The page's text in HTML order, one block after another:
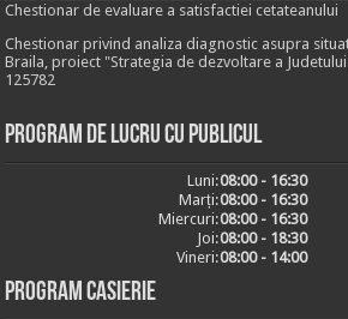
Chestionar de evaluare a satisfactiei cetateanului
Chestionar privind analiza diagnostic asupra
Braila, proiect "Strategia de dezvoltare a
125782
Program de lucru cu publicul
Luni:08:00 - 16:30
Marți:08:00 - 16:30
Miercuri:08:00 - 16:30
Joi:08:00 - 18:30
Vineri:08:00 - 14:00
Program casierie